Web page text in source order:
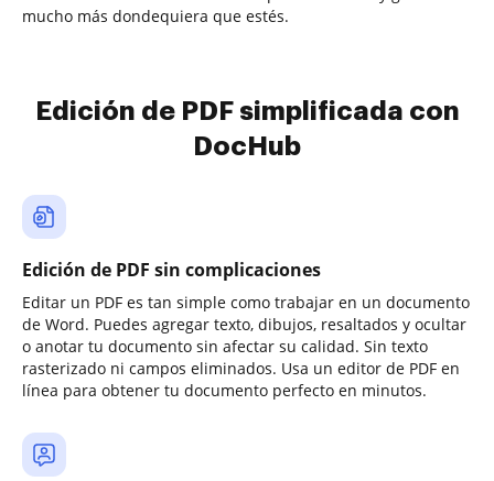
mucho más dondequiera que estés.
Edición de PDF simplificada con
DocHub
Edición de PDF sin complicaciones
Editar un PDF es tan simple como trabajar en un documento
de Word. Puedes agregar texto, dibujos, resaltados y ocultar
o anotar tu documento sin afectar su calidad. Sin texto
rasterizado ni campos eliminados. Usa un editor de PDF en
línea para obtener tu documento perfecto en minutos.